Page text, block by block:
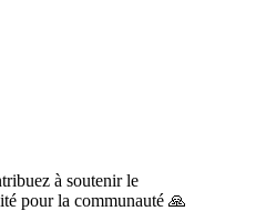
à soutenir le
pour la communauté 🙏